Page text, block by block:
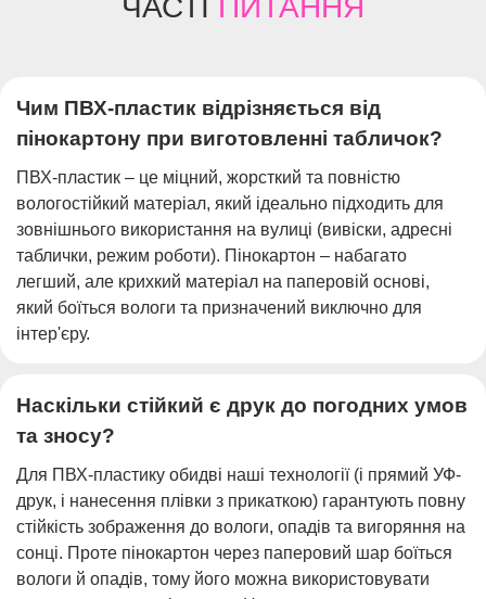
ЧАСТІ ПИТАННЯ
Чим ПВХ-пластик відрізняється від
пінокартону при виготовленні табличок?
ПВХ-пластик – це міцний, жорсткий та повністю
вологостійкий матеріал, який ідеально підходить для
зовнішнього використання на вулиці (вивіски, адресні
таблички, режим роботи). Пінокартон – набагато
легший, але крихкий матеріал на паперовій основі,
який боїться вологи та призначений виключно для
інтер'єру.
Наскільки стійкий є друк до погодних умов
та зносу?
Для ПВХ-пластику обидві наші технології (і прямий УФ-
друк, і нанесення плівки з прикаткою) гарантують повну
стійкість зображення до вологи, опадів та вигоряння на
сонці. Проте пінокартон через паперовий шар боїться
вологи й опадів, тому його можна використовувати